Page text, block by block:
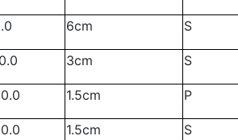
6cm S
3cm S
1.5cm P
1.5cm S